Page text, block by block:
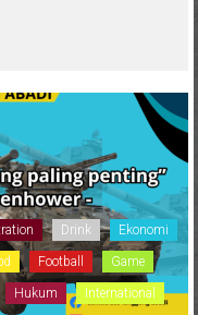
Drink Ekonomi
Football Game
Hukum International